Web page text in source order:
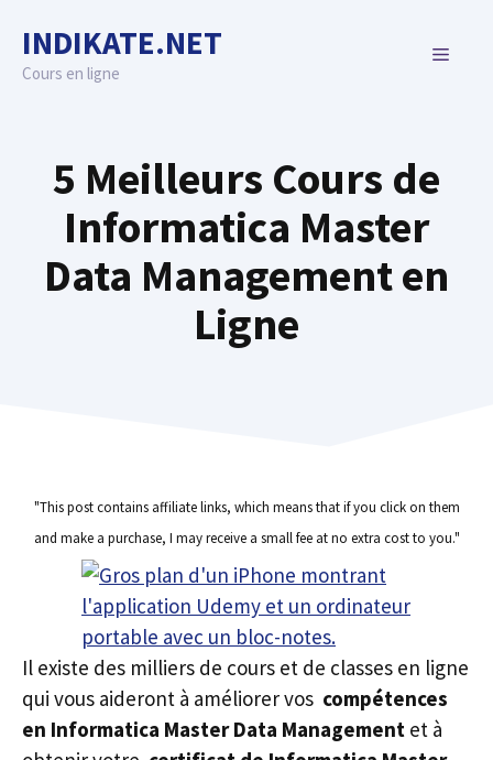
content
INDIKATE.NET
Cours en ligne
MENU
5 Meilleurs Cours de
Informatica Master
Data Management en
Ligne
"This post contains affiliate links, which means that if you click on them
and make a purchase, I may receive a small fee at no extra cost to you."
Il existe des milliers de cours et de classes en ligne
qui vous aideront à améliorer vos compétences
en Informatica Master Data Management et à